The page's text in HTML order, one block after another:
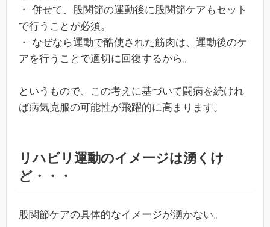
・ 併せて、股関節の運動後に股関節ケアもセット
で行うことが必須。
・ なぜなら運動で酷使された筋肉は、運動後のケ
アを行うことで適切に回復するから。
というもので、この考えに基づいて闘病を続けれ
ば病気克服の可能性が飛躍的に高まります。
リハビリ運動のイメージは湧くけ
ど・・・
股関節ケアの具体的なイメージが湧かない。